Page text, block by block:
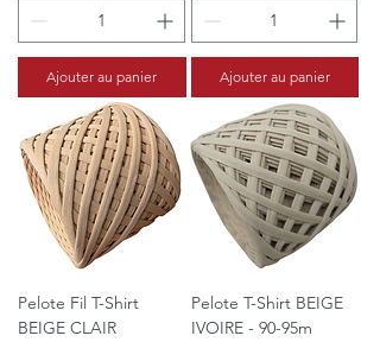
Ajouter au panier Ajouter au panier
Pelote Fil T-Shirt
BEIGE CLAIR
Pelote T-Shirt BEIGE
IVOIRE - 90-95m